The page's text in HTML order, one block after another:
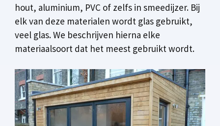
hout, aluminium, PVC of zelfs in smeedijzer. Bij
elk van deze materialen wordt glas gebruikt,
veel glas. We beschrijven hierna elke
materiaalsoort dat het meest gebruikt wordt.